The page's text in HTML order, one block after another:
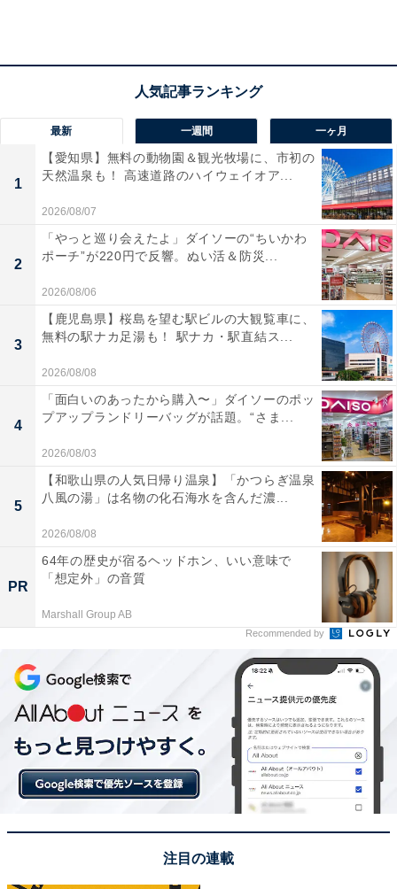
・「30％OFFパックB」
ーネルクリスピー2ピース、ナゲット5ピース、ポテト
（S）が入って、通常2440円（税込）のところ1600円
（税込）と、840円もお得になっています。
30%OFFパックB
さらに、「30％OFFパック」を購入するとポテト（S）2
個、ビスケット2個、チョコパイ2個、またはカーネルク
リスピー2個を各340円（税込）でいくつでも購入できま
す（店舗によって販売価格が異なる場合あり）。このお
得な機会をお見逃しなく。
【おすすめ記事】
ファミマの“ボリューム満点”肉弁当4種がリニューアル！
「【新】肉弁当 四天王」発売
最新 一週間 一ヶ月
1
【愛知県】無料の動物園＆観光牧場に、市初の
天然温泉も！ 高速道路のハイウェイオア...
2026/08/07
2
「やっと巡り会えたよ」ダイソーの“ちいかわ
ポーチ”が220円で反響。ぬい活＆防災...
2026/08/06
3
【鹿児島県】桜島を望む駅ビルの大観覧車に、
無料の駅ナカ足湯も！ 駅ナカ・駅直結ス...
2026/08/08
4
「面白いのあったから購入〜」ダイソーのポッ
プアップランドリーバッグが話題。“さま...
2026/08/03
5
【和歌山県の人気日帰り温泉】「かつらぎ温泉
八風の湯」は名物の化石海水を含んだ濃...
2026/08/08
PR
64年の歴史が宿るヘッドホン、いい意味で
「想定外」の音質
Marshall Group AB
Recommended by
注目の連載